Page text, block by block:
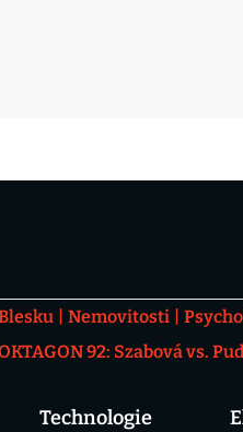
Nemovitosti
92: Szabová vs.
Technologie